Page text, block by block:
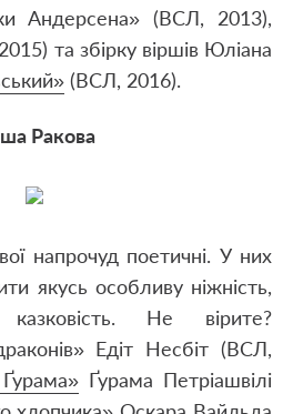
Андерсена» (ВСЛ, 2013),
та збірку віршів Юліана
(ВСЛ, 2016).
Ракова
напрочуд поетичні. У них
якусь особливу ніжність,
Не вірите?
Едіт Несбіт (ВСЛ,
Ґурама Петріашвілі